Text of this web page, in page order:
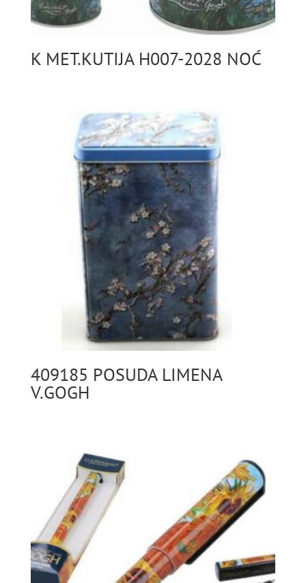
K MET.KUTIJA H007-2028 NOĆ
409185 POSUDA LIMENA
V.GOGH